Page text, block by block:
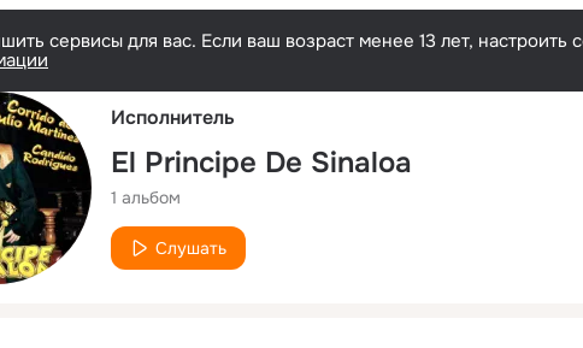
сервисы для вас. Если ваш возраст менее 13 лет,
Исполнитель
El Principe De Sinaloa
1 альбом
Слушать